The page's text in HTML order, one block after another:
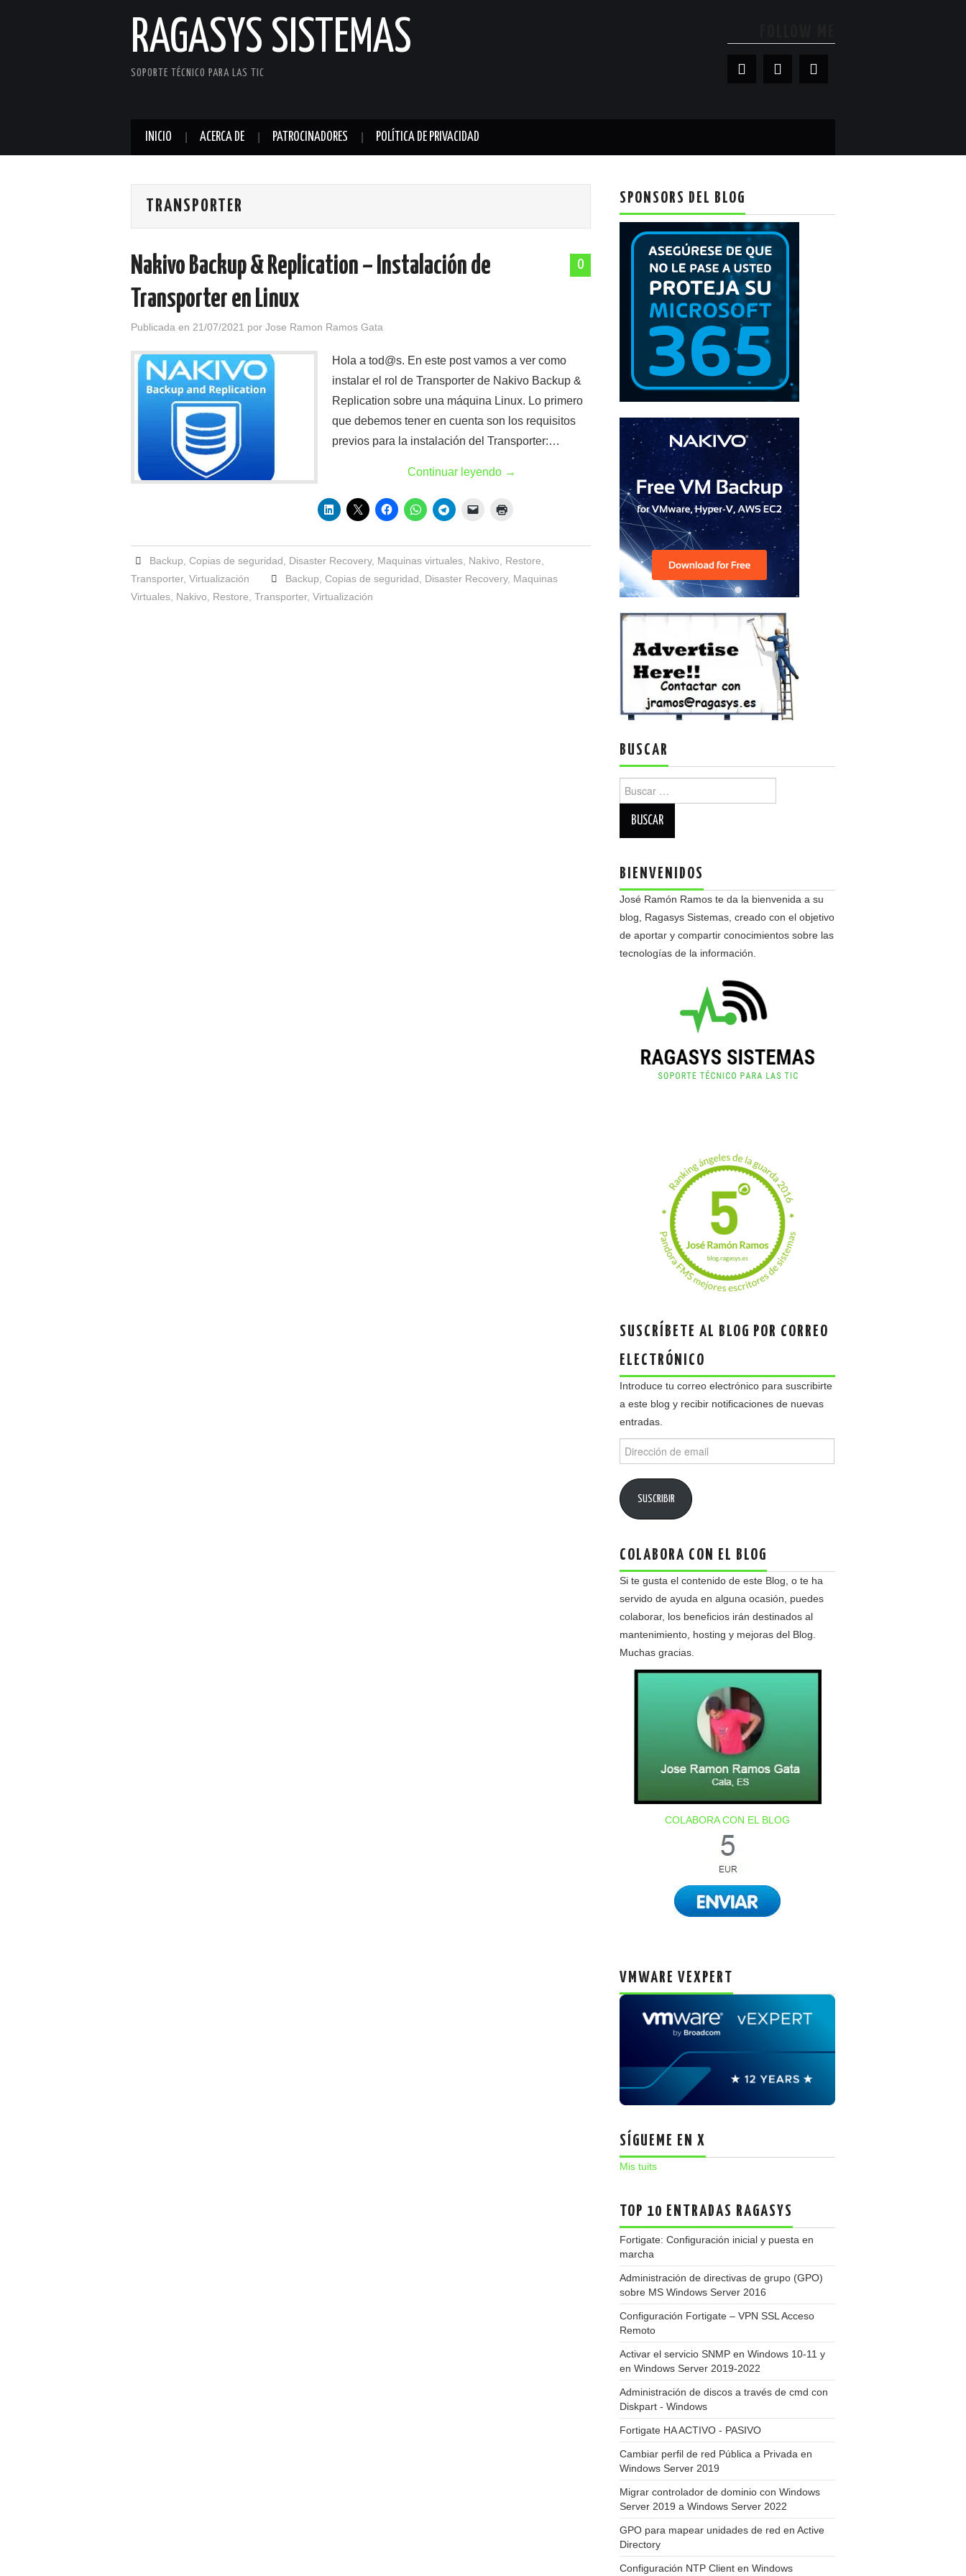
RAGASYS SISTEMAS
SOPORTE TÉCNICO PARA LAS TIC
INICIO ACERCA DE PATROCINADORES POLÍTICA DE PRIVACIDAD
TRANSPORTER
0
Nakivo Backup & Replication – Instalación de
Transporter en Linux
Publicada en 21/07/2021 por Jose Ramon Ramos Gata
Hola a tod@s. En este post vamos a ver como
instalar el rol de Transporter de Nakivo Backup &
Replication sobre una máquina Linux. Lo primero
que debemos tener en cuenta son los requisitos
previos para la instalación del Transporter:…
Continuar leyendo →
Backup ,Copias de seguridad Disaster Recovery, Maquinas virtuales Nakivo Restore
Transporter, Virtualización Backup ,Copias de seguridad Disaster Recovery, Maquinas
Virtuales Nakivo Restore Transporter, Virtualización
SPONSORS DEL BLOG
BUSCAR
BIENVENIDOS
José Ramón Ramos te da la bienvenida a su
blog, Ragasys Sistemas, creado con el objetivo
de aportar y compartir conocimientos sobre las
tecnologías de la información.
SUSCRÍBETE AL BLOG POR CORREO
ELECTRÓNICO
Introduce tu correo electrónico para suscribirte
a este blog y recibir notificaciones de nuevas
entradas.
de
SUSCRIBIR
COLABORA CON EL BLOG
Si te gusta el contenido de este Blog, o te ha
servido de ayuda en alguna ocasión, puedes
colaborar, los beneficios irán destinados al
mantenimiento, hosting y mejoras del Blog.
Muchas gracias.
COLABORA CON EL BLOG
VMWARE VEXPERT
SÍGUEME EN X
Mis tuits
TOP 10 ENTRADAS RAGASYS
Fortigate: Configuración inicial y puesta en
marcha
Administración de directivas de grupo (GPO)
sobre MS Windows Server 2016
Configuración Fortigate – VPN SSL Acceso
Remoto
Activar el servicio SNMP en Windows 10-11 y
en Windows Server 2019-2022
Administración de discos a través de cmd con
Diskpart - Windows
Fortigate HA ACTIVO - PASIVO
Cambiar perfil de red Pública a Privada en
Windows Server 2019
Migrar controlador de dominio con Windows
Server 2019 a Windows Server 2022
GPO para mapear unidades de red en Active
Directory
Configuración NTP Client en Windows